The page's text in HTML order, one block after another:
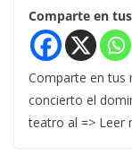
Comparte en
Comparte en tus
concierto el
teatro al => Leer